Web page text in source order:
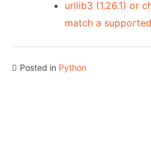
urllib3 (1.26.1) or
match a
Posted in Python